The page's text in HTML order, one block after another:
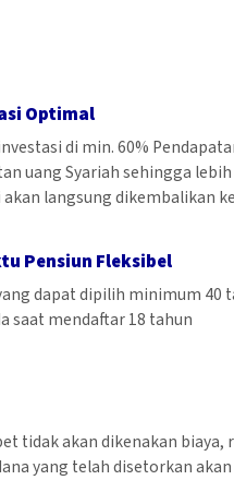
Optimal
di min. 60%
uang Syariah sehingga
langsung dikembalikan
Pensiun Fleksibel
dapat dipilih minimum 40
saat mendaftar 18 tahun
tidak akan dikenakan biaya,
yang telah disetorkan